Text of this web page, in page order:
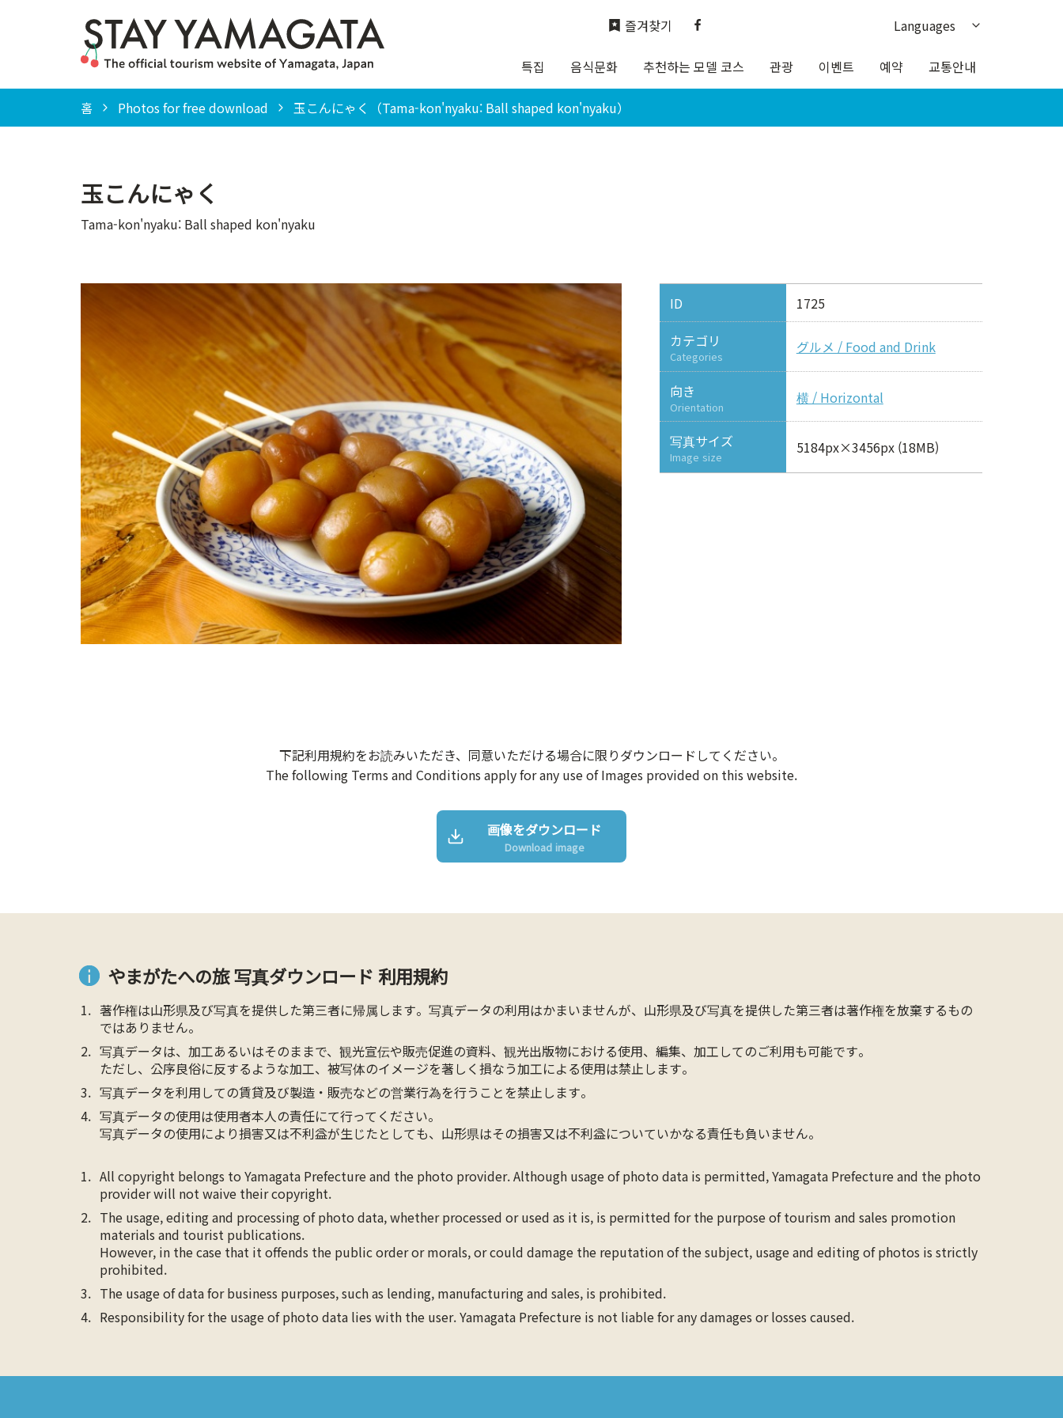
특집 음식문화 추천하는 모델 코스 관광 이벤트 예약 교통안내
즐겨찾기
Languages
日本語
홈 Photos for free download 玉こんにゃく（Tama-kon'nyaku: Ball shaped kon'nyaku）
玉こんにゃく
Tama-kon'nyaku: Ball shaped kon'nyaku
ID
1725
カテゴリ
Categories
グルメ / Food and Drink
向き
Orientation
横 / Horizontal
写真サイズ
Image size
5184px×3456px (18MB)
下記利用規約をお読みいただき、同意いただける場合に限りダウンロードしてください。
The following Terms and Conditions apply for any use of Images provided on this website.
画像をダウンロード
Download image
やまがたへの旅 写真ダウンロード 利用規約
著作権は山形県及び写真を提供した第三者に帰属します。写真データの利用はかまいませんが、山形県及び写真を提供した第三者は著作権を放棄するもの
ではありません。
写真データは、加工あるいはそのままで、観光宣伝や販売促進の資料、観光出版物における使用、編集、加工してのご利用も可能です。
ただし、公序良俗に反するような加工、被写体のイメージを著しく損なう加工による使用は禁止します。
写真データを利用しての賃貸及び製造・販売などの営業行為を行うことを禁止します。
写真データの使用は使用者本人の責任にて行ってください。
写真データの使用により損害又は不利益が生じたとしても、山形県はその損害又は不利益についていかなる責任も負いません。
All copyright belongs to Yamagata Prefecture and the photo provider. Although usage of photo data is permitted, Yamagata Prefecture and the photo
provider will not waive their copyright.
The usage, editing and processing of photo data, whether processed or used as it is, is permitted for the purpose of tourism and sales promotion
materials and tourist publications.
However, in the case that it offends the public order or morals, or could damage the reputation of the subject, usage and editing of photos is strictly
prohibited.
The usage of data for business purposes, such as lending, manufacturing and sales, is prohibited.
Responsibility for the usage of photo data lies with the user. Yamagata Prefecture is not liable for any damages or losses caused.